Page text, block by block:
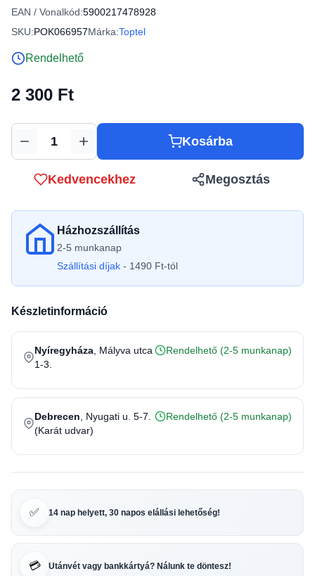
EAN / Vonalkód:5900217478928
SKU:POK066957Márka:Toptel
Rendelhető
2 300 Ft
Mennyiség Kosárba
Kedvencekhez Megosztás
Házhozszállítás
2-5 munkanap
Szállítási díjak - 1490 Ft-tól
Készletinformáció
Nyíregyháza , Mályva utca
1-3.
Rendelhető (2-5 munkanap)
Debrecen , Nyugati u. 5-7.
(Karát udvar)
Rendelhető (2-5 munkanap)
✅ 14 nap helyett, 30 napos elállási lehetőség!
💳 Utánvét vagy bankkártyá? Nálunk te döntesz!